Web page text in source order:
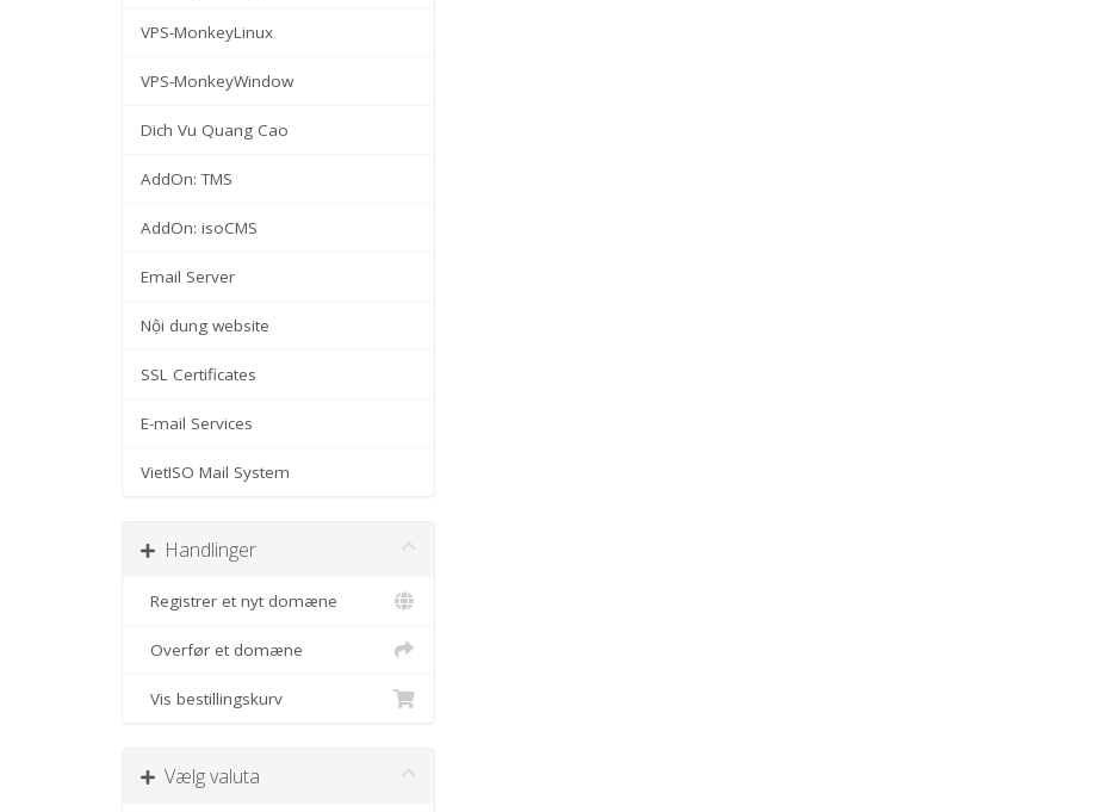
VPS-MonkeyLinux
VPS-MonkeyWindow
Dich Vu Quang Cao
AddOn: TMS
AddOn: isoCMS
Email Server
Nội dung website
SSL Certificates
E-mail Services
VietISO Mail System
Handlinger
Registrer et nyt domæne
Overfør et domæne
Vis bestillingskurv
Vælg valuta